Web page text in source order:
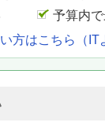
予算内
方はこちら（IT